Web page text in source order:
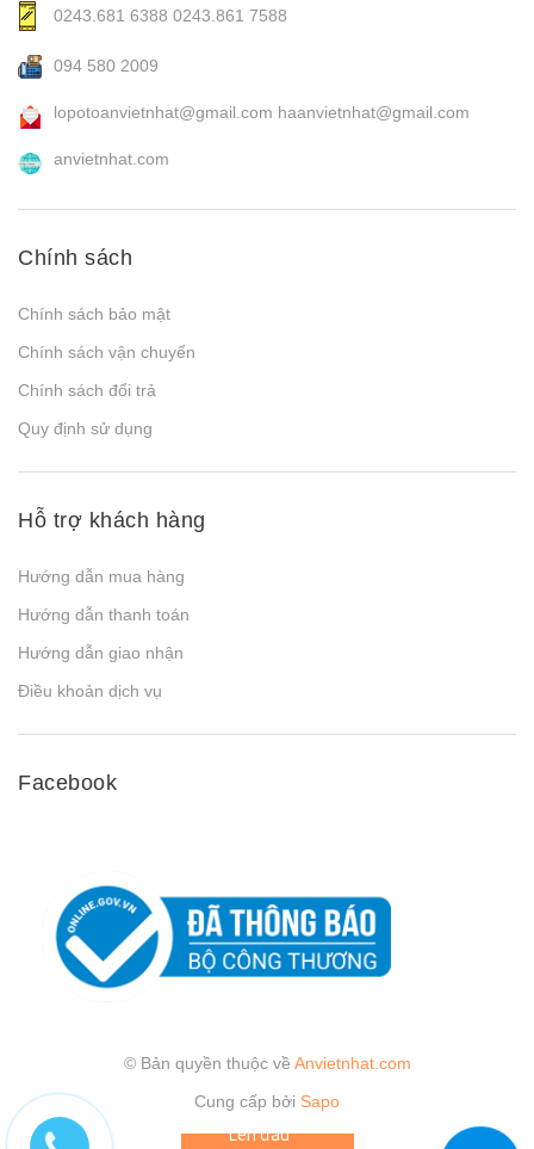
0243.681 6388 0243.861 7588
094 580 2009
lopotoanvietnhat@gmail.com haanvietnhat@gmail.com
anvietnhat.com
Chính sách
Chính sách bảo mật
Chính sách vận chuyển
Chính sách đổi trả
Quy định sử dụng
Hỗ trợ khách hàng
Hướng dẫn mua hàng
Hướng dẫn thanh toán
Hướng dẫn giao nhận
Điều khoản dịch vụ
Facebook
© Bản quyền thuộc về Anvietnhat.com
Cung cấp bởi Sapo
Lên đầu